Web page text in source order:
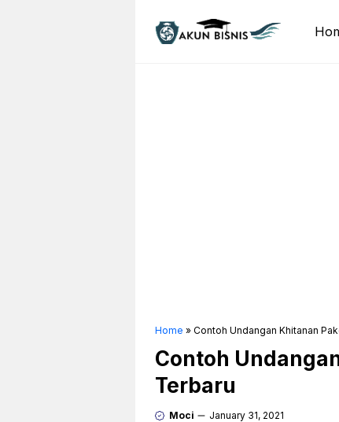
Home » Contoh Undangan Khitanan
Contoh
Terbaru
Moci January 31, 2021